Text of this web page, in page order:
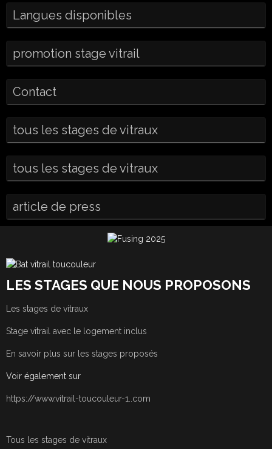
Langues disponibles
promotion stage vitrail
Contact
tous les stages de vitraux
tous les stages de vitraux
article de press
LES STAGES QUE NOUS PROPOSONS
Les stages de vitraux
Stage vitrail avec le logement inclus
En savoir plus sur les stages proposés
Voir également sur
https://www.vitrail-toucouleur-1..com
Tous les stages de vitraux